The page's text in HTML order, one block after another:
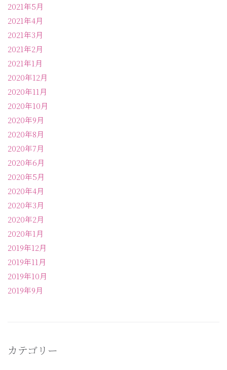
2021年5月
2021年4月
2021年3月
2021年2月
2021年1月
2020年12月
2020年11月
2020年10月
2020年9月
2020年8月
2020年7月
2020年6月
2020年5月
2020年4月
2020年3月
2020年2月
2020年1月
2019年12月
2019年11月
2019年10月
2019年9月
カテゴリー